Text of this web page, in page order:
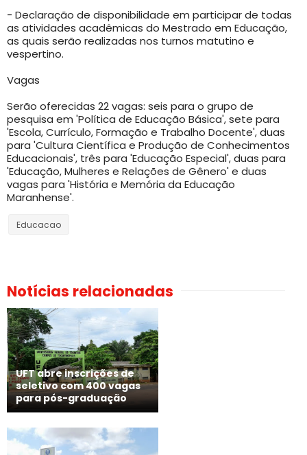
- Declaração de disponibilidade em participar de todas
as atividades acadêmicas do Mestrado em Educação,
as quais serão realizadas nos turnos matutino e
vespertino.
Vagas
Serão oferecidas 22 vagas: seis para o grupo de
pesquisa em 'Política de Educação Básica', sete para
'Escola, Currículo, Formação e Trabalho Docente', duas
para 'Cultura Científica e Produção de Conhecimentos
Educacionais', três para 'Educação Especial', duas para
'Educação, Mulheres e Relações de Gênero' e duas
vagas para 'História e Memória da Educação
Maranhense'.
Educacao
Notícias relacionadas
UFT abre inscrições de
seletivo com 400 vagas
para pós-graduação